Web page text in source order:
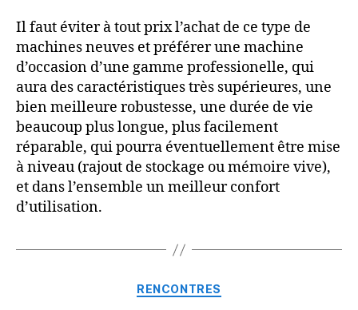
Il faut éviter à tout prix l’achat de ce type de
machines neuves et préférer une machine
d’occasion d’une gamme professionelle, qui
aura des caractéristiques très supérieures, une
bien meilleure robustesse, une durée de vie
beaucoup plus longue, plus facilement
réparable, qui pourra éventuellement être mise
à niveau (rajout de stockage ou mémoire vive),
et dans l’ensemble un meilleur confort
d’utilisation.
Catégories
RENCONTRES